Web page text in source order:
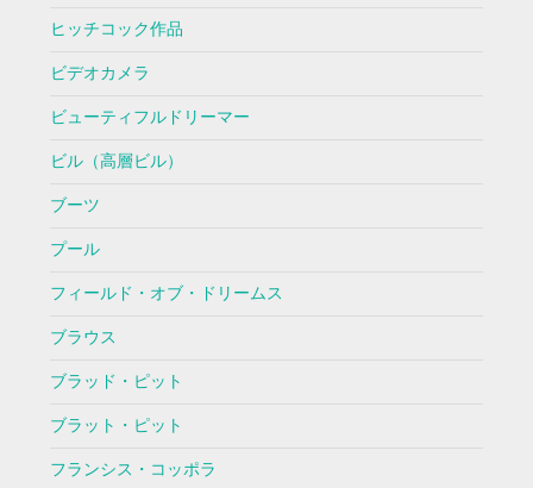
ヒッチコック作品
ビデオカメラ
ビューティフルドリーマー
ビル（高層ビル）
ブーツ
プール
フィールド・オブ・ドリームス
ブラウス
ブラッド・ピット
ブラット・ピット
フランシス・コッポラ